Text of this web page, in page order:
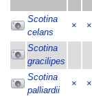
Scotina
celans
× ×
Scotina
gracilipes
Scotina
palliardii
× ×